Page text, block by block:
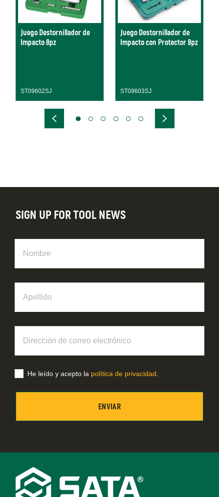
Juego Destornillador de
Impacto 8pz
ST09602SJ
Juego Destornillador de
Impacto con Protector 8pz
ST09603SJ
Footer
SIGN UP FOR TOOL NEWS
correo
electrónico
He leído y acepto la política de privacidad